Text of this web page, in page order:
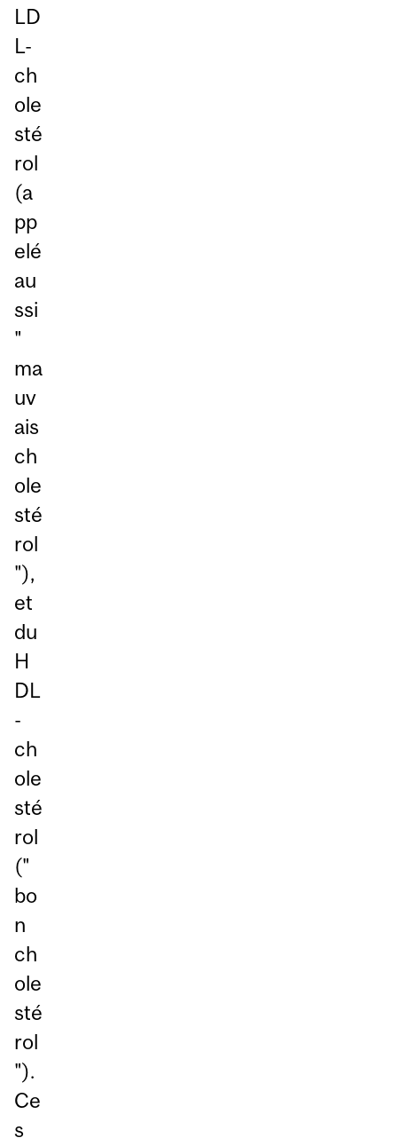
LD
L-
ch
ole
sté
rol
(a
pp
elé
au
ssi
"
ma
uv
ais
ch
ole
sté
rol
"),
et
du
H
DL
-
ch
ole
sté
rol
("
bo
n
ch
ole
sté
rol
").
Ce
s